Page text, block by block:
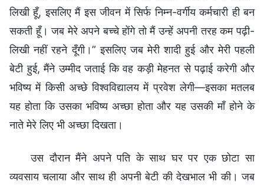
लिखी हूँ, इसलिए मैं इस जीवन में सिर्फ निम्न-वर्गीय कर्मचारी ही बन
सकती हूँ। जब मेरे अपने बच्चे होंगे तो मैं उन्हें अपनी तरह कम पढ़ी-
लिखी नहीं रहने दूँगी।” इसलिए जब मेरी शादी हुई और मेरी पहली
बेटी हुई, मैंने उम्मीद जताई कि वह कड़ी मेहनत से पढ़ाई करेगी और
भविष्य में किसी अच्छे विश्वविद्यालय में प्रवेश लेगी—इसका मतलब
यह होता कि उसका भविष्य अच्छा होता और यह उसकी माँ होने के
नाते मेरे लिए भी अच्छा दिखता।
उस दौरान मैंने अपने पति के साथ घर पर एक छोटा सा
व्यवसाय चलाया और साथ ही अपनी बेटी की देखभाल भी की। जब